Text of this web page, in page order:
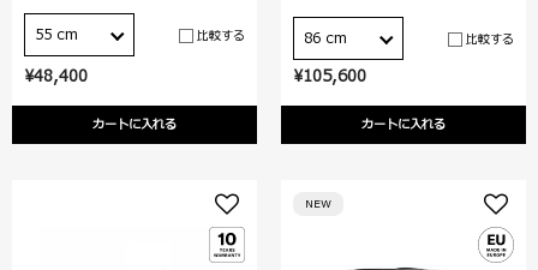
¥48,400
カートに入れる
55 cm 比較する
¥105,600
カートに入れる
86 cm 比較する
NEW